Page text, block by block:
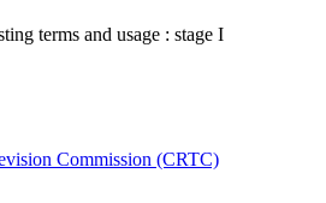
terms and usage : stage I
Commission (CRTC)